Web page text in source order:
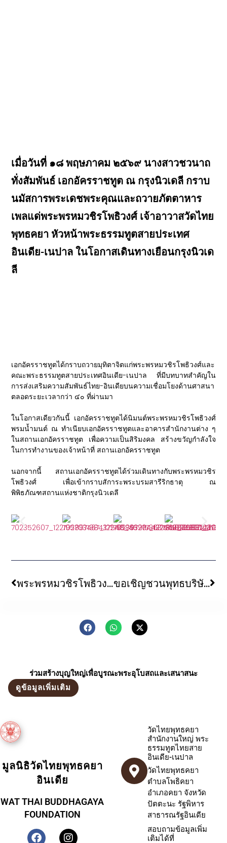
เมื่อวันที่ ๑๘ พฤษภาคม ๒๕๖๙ นางสาวชวนาถ
ทั่งสัมพันธ์ เอกอัครราชทูต ณ กรุงนิวเดลี กราบ
นมัสการพระเดชพระคุณและถวายภัตตาหาร
เพลแด่พระพรหมวชิรโพธิวงศ์ เจ้าอาวาสวัดไทย
พุทธคยา หัวหน้าพระธรรมทูตสายประเทศ
อินเดีย-เนปาล ในโอกาสเดินทางเยือนกรุงนิวเด
ลี
เอกอัครราชทูตได้กราบถวายมุทิตาจิตแก่พระพรหมวชิรโพธิวงศ์และ
คณะพระธรรมทูตสายประเทศอินเดีย-เนปาล ที่มีบทบาทสำคัญใน
การส่งเสริมความสัมพันธ์ไทย-อินเดียบนความเชื่อมโยงด้านศาสนา
ตลอดระยะเวลากว่า ๔๐ ที่ผ่านมา
ในโอกาสเดียวกันนี้ เอกอัครราชทูตได้นิมนต์พระพรหมวชิรโพธิวงศ์
พรมน้ำมนต์ ณ ทำเนียบเอกอัครราชทูตและอาคารสำนักงานต่าง ๆ
ในสถานเอกอัครราชทูต เพื่อความเป็นสิริมงคล สร้างขวัญกำลังใจ
ในการทำงานของเจ้าหน้าที่ สถานเอกอัครราชทูต
นอกจากนี้ สถานเอกอัครราชทูตได้ร่วมเดินทางกับพระพรหมวชิร
โพธิวงศ์ เพื่อเข้ากราบสัการะพระบรมสารีริกธาตุ ณ
พิพิธภัณฑสถานแห่งชาติกรุงนิวเดลี
พระพรหมวชิรโพธิวงศ์ หัวหน้าพระธรรมทูตสายประเทศอินเดีย-เนปาล พร้อมคณะพระธรรมทูต ร่วมงานประเพณีเปลี่ยนผ้าครองสรีระ ครูบาเจ้าชัยยะวงศาพัฒนา จ.ลำพูน ขอเชิญชวนพุทธบริษัท กราบสักการะ พระบรมสารีริกธาตุ จากประเทศอินเดีย ประดิษฐานชั่วคราว ภายในพระมหาเจดีย์พุทธคยา เนื่องในโอกาสวันวิสาขบูชา-วันอัฏฐมีบูชา
ร่วมสร้างบุญใหญ่เพื่อบูรณะพระอุโบสถและเสนาสนะ
ดูข้อมูลเพิ่มเติม
มูลนิธิวัดไทยพุทธคยา
อินเดีย
WAT THAI BUDDHAGAYA
FOUNDATION
วัดไทยพุทธคยา
สำนักงานใหญ่ พระ
ธรรมทูตไทยสาย
อินเดีย-เนปาล
วัดไทยพุทธคยา
ตำบลโพธิคยา
อำเภอคยา จังหวัด
ปัตตะนะ รัฐพิหาร
สาธารณรัฐอินเดีย
สอบถามข้อมูลเพิ่ม
เติมได้ที่